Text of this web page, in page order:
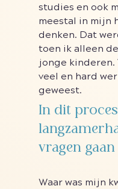
studies en ook
meestal in mijn
denken. Dat
toen ik alleen
jonge kinderen.
veel en hard
geweest.
In dit
vragen gaan
Waar was mijn